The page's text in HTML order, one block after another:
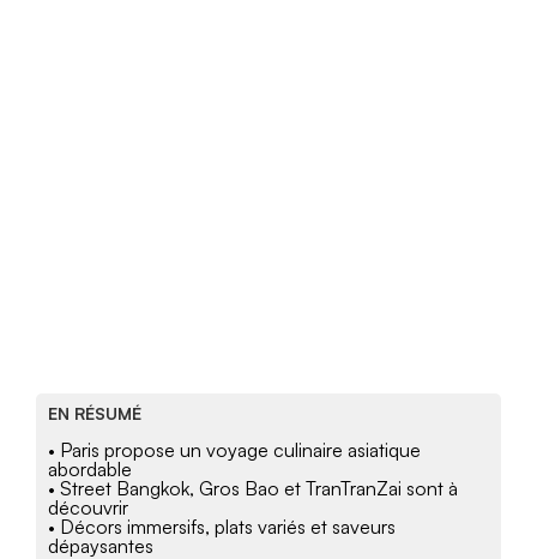
EN RÉSUMÉ
• Paris propose un voyage culinaire asiatique
abordable
• Street Bangkok, Gros Bao et TranTranZai sont à
découvrir
• Décors immersifs, plats variés et saveurs
dépaysantes